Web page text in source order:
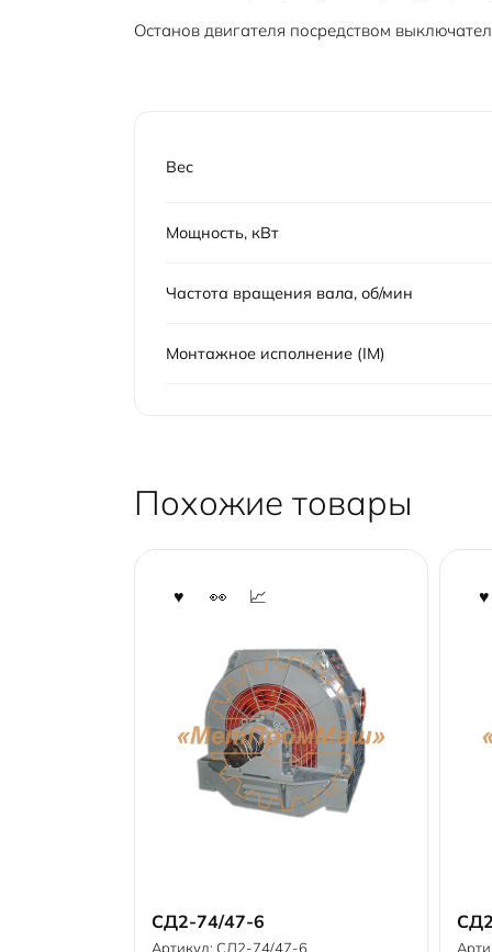
Останов двигателя посредством
Вес
Мощность, кВт
Частота вращения вала, об/мин
Монтажное исполнение (IM)
Похожие товары
В корзину
СД2-74/47-6
Артикул: СД2-74/47-6